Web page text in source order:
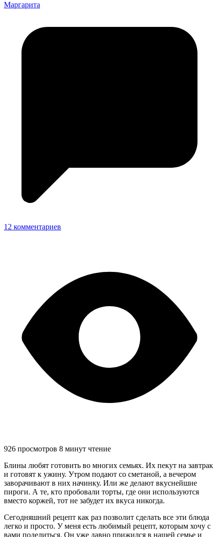
Маргарита
12 комментариев
926 просмотров 8 минут чтение
Блины любят готовить во многих семьях. Их пекут на завтрак
и готовят к ужину. Утром подают со сметаной, а вечером
заворачивают в них начинку. Или же делают вкуснейшие
пироги. А те, кто пробовали торты, где они используются
вместо коржей, тот не забудет их вкуса никогда.
Сегодняшний рецепт как раз позволит сделать все эти блюда
легко и просто. У меня есть любимый рецепт, которым хочу с
вами поделиться. Он уже давно прижился в нашей семье и